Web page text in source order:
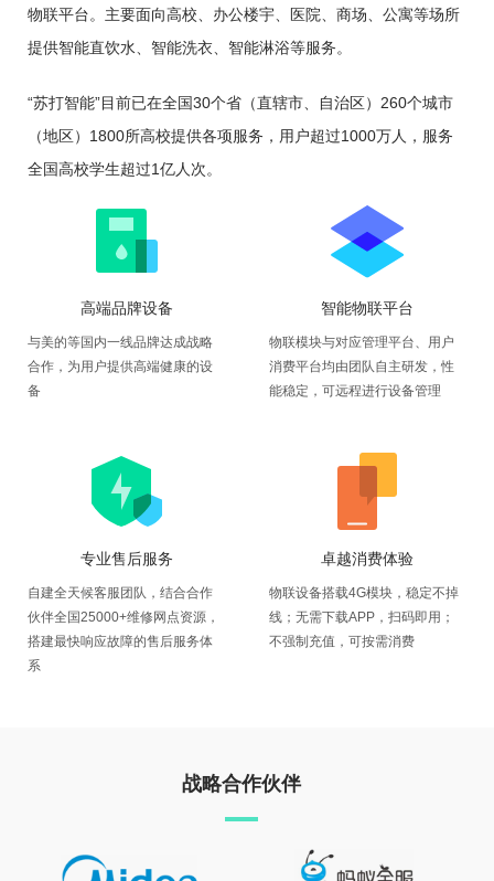
物联平台。主要面向高校、办公楼宇、医院、商场、公寓等场所
提供智能直饮水、智能洗衣、智能淋浴等服务。
“苏打智能”目前已在全国30个省（直辖市、自治区）260个城市
（地区）1800所高校提供各项服务，用户超过1000万人，服务
全国高校学生超过1亿人次。
高端品牌设备
与美的等国内一线品牌达成战略
合作，为用户提供高端健康的设
备
智能物联平台
物联模块与对应管理平台、用户
消费平台均由团队自主研发，性
能稳定，可远程进行设备管理
专业售后服务
自建全天候客服团队，结合合作
伙伴全国25000+维修网点资源，
搭建最快响应故障的售后服务体
系
卓越消费体验
物联设备搭载4G模块，稳定不掉
线；无需下载APP，扫码即用；
不强制充值，可按需消费
战略合作伙伴